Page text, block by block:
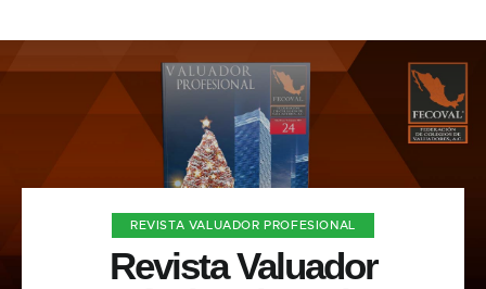
REVISTA VALUADOR PROFESIONAL
Revista Valuador